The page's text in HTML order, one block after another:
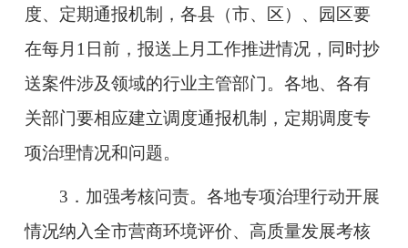
度、定期通报机制，各县（市、区）、园区要
在每月 1 日前，报送上月工作推进情况，同时抄
送案件涉及领域的行业主管部门。各地、各有
关部门要相应建立调度通报机制，定期调度专
项治理情况和问题。
3．加强考核问责。各地专项治理行动开展
情况纳入全市营商环境评价、高质量发展考核